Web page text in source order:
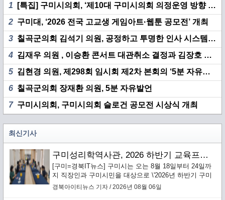
1 [특집] 구미시의회, ‘제10대 구미시의회 의정운영 방향 기자 간담회’ 개최
2 구미대, ‘2026 전국 고교생 게임아트·웹툰 공모전’ 개최
3 칠곡군의회 김석기 의원, 공정하고 투명한 인사 시스템 구축 촉구
4 김재우 의원 , 이승환 콘서트 대관취소 결정과 김장호 시장 책임 집중 추궁
5 김현경 의원, 제298회 임시회 제2차 본회의 ‘5분 자유발언’
6 칠곡군의회 장재환 의원, 5분 자유발언
7구미시의회, 구미시의회 슬로건 공모전 시상식 개최
최신기사
구미성리학역사관, 2026 하반기 교육프로그램 수강생 모집
[구미=경북IT뉴스] 구미시는 오는 8월 18일부터 24일까
지 직장인과 구미시민을 대상으로 \'2026년 하반기 구미
성리학역사관 교육프로그램\' 수강생을 선착순 모집한다.
경북아이티뉴스 기자 / 2026년 08월 06일